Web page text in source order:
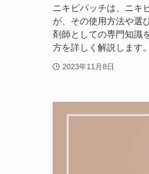
ニキビパッチは、ニキ
が、その使用方法や選
剤師としての専門知識
方を詳しく解説します
2023年11月8日